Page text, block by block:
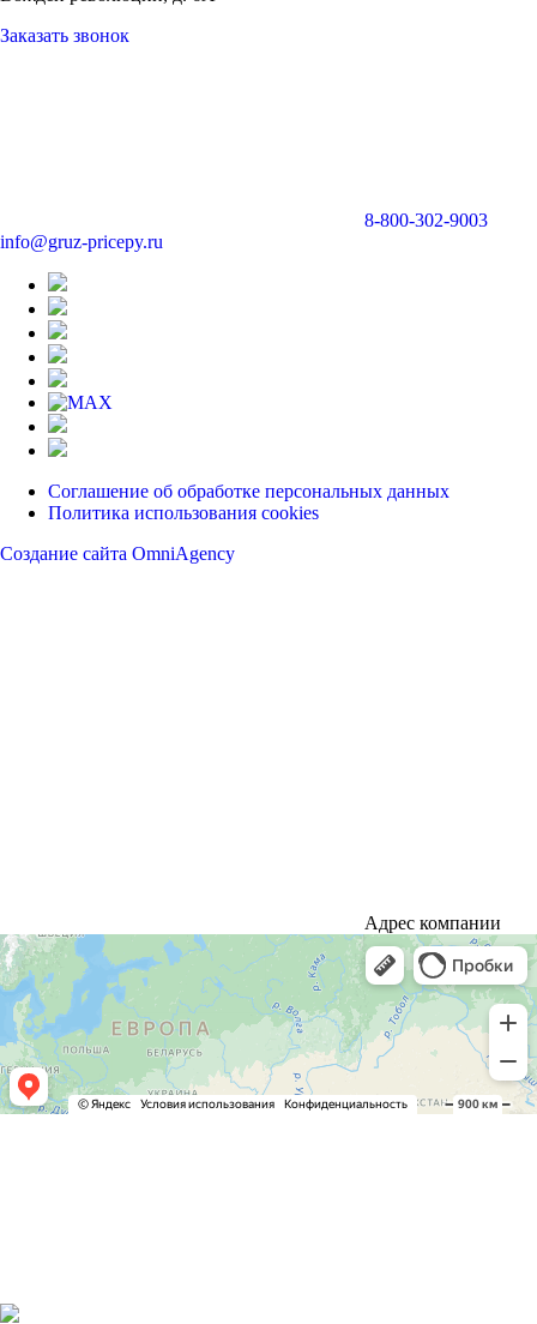
Заказать звонок
8-800-302-9003
info@gruz-pricepy.ru
Соглашение об обработке персональных данных
Политика использования cookies
Создание сайта OmniAgency
Адрес компании